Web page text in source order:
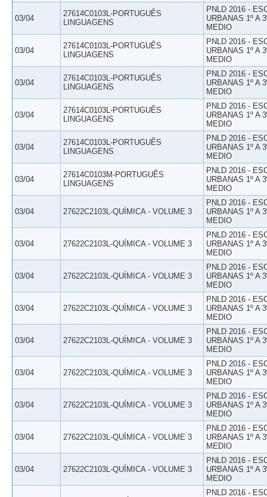
03/04
27614C0103L-PORTUGUÊS
LINGUAGENS
PNLD 2016 -
URBANAS 1º A
MEDIO
03/04
27614C0103L-PORTUGUÊS
LINGUAGENS
PNLD 2016 -
URBANAS 1º A
MEDIO
03/04
27614C0103L-PORTUGUÊS
LINGUAGENS
PNLD 2016 -
URBANAS 1º A
MEDIO
03/04
27614C0103L-PORTUGUÊS
LINGUAGENS
PNLD 2016 -
URBANAS 1º A
MEDIO
03/04
27614C0103L-PORTUGUÊS
LINGUAGENS
PNLD 2016 -
URBANAS 1º A
MEDIO
03/04
27614C0103M-PORTUGUÊS
LINGUAGENS
PNLD 2016 -
URBANAS 1º A
MEDIO
03/04 27622C2103L-QUÍMICA - VOLUME 3
PNLD 2016 -
URBANAS 1º A
MEDIO
03/04 27622C2103L-QUÍMICA - VOLUME 3
PNLD 2016 -
URBANAS 1º A
MEDIO
03/04 27622C2103L-QUÍMICA - VOLUME 3
PNLD 2016 -
URBANAS 1º A
MEDIO
03/04 27622C2103L-QUÍMICA - VOLUME 3
PNLD 2016 -
URBANAS 1º A
MEDIO
03/04 27622C2103L-QUÍMICA - VOLUME 3
PNLD 2016 -
URBANAS 1º A
MEDIO
03/04 27622C2103L-QUÍMICA - VOLUME 3
PNLD 2016 -
URBANAS 1º A
MEDIO
03/04 27622C2103L-QUÍMICA - VOLUME 3
PNLD 2016 -
URBANAS 1º A
MEDIO
03/04 27622C2103L-QUÍMICA - VOLUME 3
PNLD 2016 -
URBANAS 1º A
MEDIO
03/04 27622C2103L-QUÍMICA - VOLUME 3
PNLD 2016 -
URBANAS 1º A
MEDIO
PNLD 2016 -